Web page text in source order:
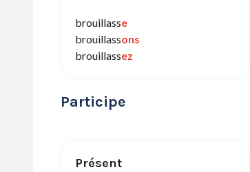
brouillasse
brouillassons
brouillassez
Participe
Présent